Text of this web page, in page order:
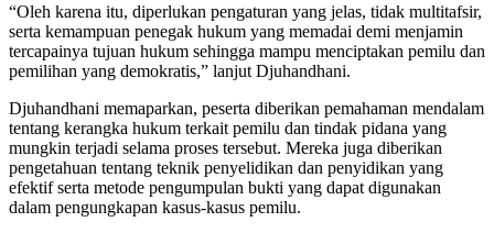
“Oleh karena itu, diperlukan pengaturan yang jelas, tidak multitafsir,
serta kemampuan penegak hukum yang memadai demi menjamin
tercapainya tujuan hukum sehingga mampu menciptakan pemilu dan
pemilihan yang demokratis,” lanjut Djuhandhani.
Djuhandhani memaparkan, peserta diberikan pemahaman mendalam
tentang kerangka hukum terkait pemilu dan tindak pidana yang
mungkin terjadi selama proses tersebut. Mereka juga diberikan
pengetahuan tentang teknik penyelidikan dan penyidikan yang
efektif serta metode pengumpulan bukti yang dapat digunakan
dalam pengungkapan kasus-kasus pemilu.